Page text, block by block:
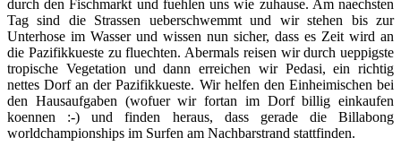
durch den Fischmarkt und fuehlen uns wie zuhause. Am naechsten
Tag sind die Strassen ueberschwemmt und wir stehen bis zur
Unterhose im Wasser und wissen nun sicher, dass es Zeit wird an
die Pazifikkueste zu fluechten. Abermals reisen wir durch ueppigste
tropische Vegetation und dann erreichen wir Pedasi, ein richtig
nettes Dorf an der Pazifikkueste. Wir helfen den Einheimischen bei
den Hausaufgaben (wofuer wir fortan im Dorf billig einkaufen
koennen :-) und finden heraus, dass gerade die Billabong
worldchampionships im Surfen am Nachbarstrand stattfinden.